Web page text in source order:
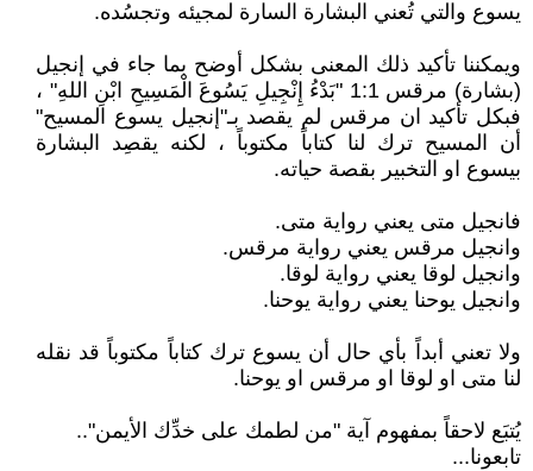
يسوع والتي تُعني البشارة السارة لمجيئه وتجسُده.
ويمكننا تأكيد ذلك المعنى بشكل أوضح بما جاء في إنجيل
(بشارة) مرقس 1:1 "بَدْءُ إِنْجِيلِ يَسُوعَ الْمَسِيحِ ابْنِ اللهِ" ،
فبكل تأكيد ان مرقس لم يقصد بـ"إنجيل يسوع المسيح"
أن المسيح ترك لنا كتاباً مكتوباً ، لكنه يقصِد البشارة
بيسوع او التخبير بقصة حياته.
فانجيل متى يعني رواية متى.
وانجيل مرقس يعني رواية مرقس.
وانجيل لوقا يعني رواية لوقا.
وانجيل يوحنا يعني رواية يوحنا.
ولا تعني أبداً بأي حال أن يسوع ترك كتاباً مكتوباً قد نقله
لنا متى او لوقا او مرقس او يوحنا.
يُتبَع لاحقاً بمفهوم آية "من لطمك على خدِّك الأيمن"..
تابعونا...